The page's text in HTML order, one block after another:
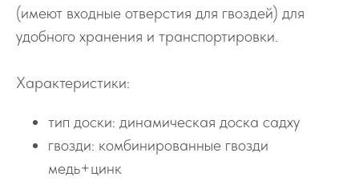
(имеют входные отверстия для гвоздей) для
удобного хранения и транспортировки.
Характеристики:
тип доски: динамическая доска садху
гвозди: комбинированные гвозди
медь+цинк